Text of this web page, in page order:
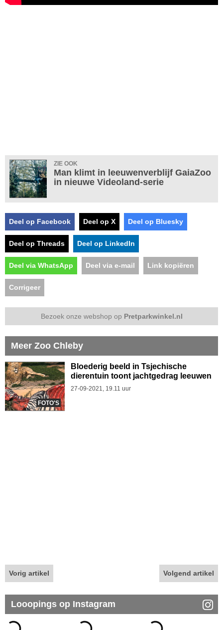
ZIE OOK
Man klimt in leeuwenverblijf GaiaZoo
in nieuwe Videoland-serie
Deel op Facebook Deel op X Deel op Bluesky
Deel op Threads Deel op LinkedIn
Deel via WhatsApp Deel via e-mail Link kopiëren
Corrigeer
Bezoek onze webshop op Pretparkwinkel.nl
Meer Zoo Chleby
FOTO'S
Bloederig beeld in Tsjechische
dierentuin toont jachtgedrag leeuwen
27-09-2021, 19.11 uur
Vorig artikel Volgend artikel
Looopings op Instagram